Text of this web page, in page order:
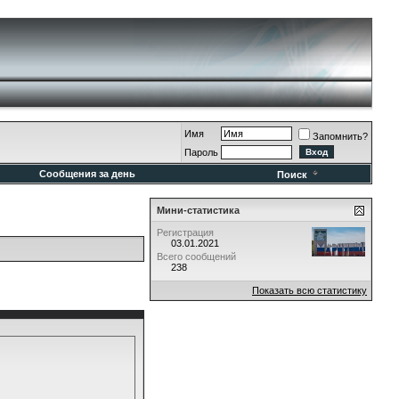
Имя
Запомнить?
Пароль
Сообщения за день Поиск
Мини-статистика
Регистрация
03.01.2021
Всего сообщений
238
Показать всю статистику